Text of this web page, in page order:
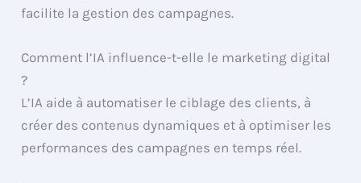
facilite la gestion des campagnes.
Comment l’IA influence-t-elle le marketing digital
?
L’IA aide à automatiser le ciblage des clients, à
créer des contenus dynamiques et à optimiser les
performances des campagnes en temps réel.